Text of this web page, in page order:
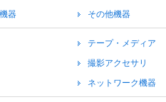
器
その他機器
テープ・メディア
撮影アクセサリ
ネットワーク機器